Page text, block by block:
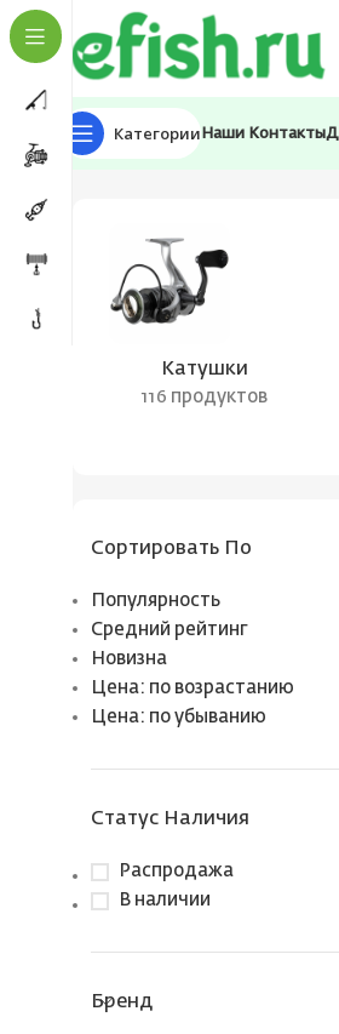
Категории Наши Контакты
Главная Товар Цвет воблера
Катушки
116 продуктов
Сортировать По
Популярность
Средний рейтинг
Новизна
Цена: по возрастанию
Цена: по убыванию
Статус Наличия
Распродажа
В наличии
Бренд